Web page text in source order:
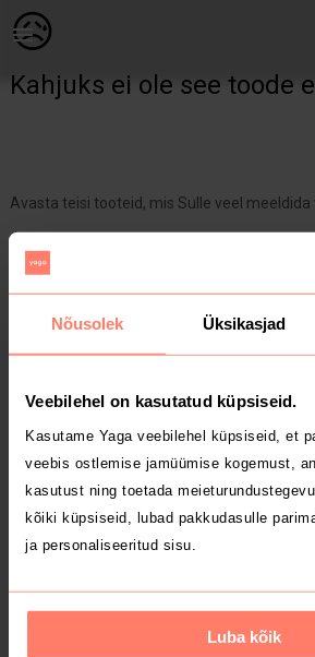
Nõusolek Üksikasjad
Veebilehel on kasutatud küpsiseid.
Kasutame Yaga veebilehel küpsiseid, et
veebis ostlemise jamüümise kogemust,
kasutust ning toetada
kõiki küpsiseid, lubad pakkudasulle
ja personaliseeritud sisu.
Luba kõik
😥
Kahjuks ei ole see toode
Avasta teisi tooteid, mis Sulle veel meeldida